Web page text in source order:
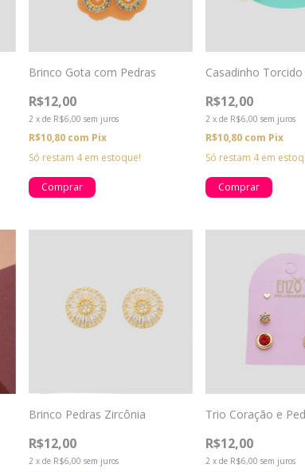
Brinco Gota com Pedras
R$12,00
2 x de R$6,00 sem juros
R$10,80 com Pix
Só restam 4em estoque!
Casadinho
R$12,00
2 xde R$6,00 sem juros
R$10,80 com Pix
Só restam 4em
Brinco Pedras Zircônia
R$12,00
2 x de R$6,00 sem juros
Trio Coração e
R$12,00
2 xde R$6,00 sem juros